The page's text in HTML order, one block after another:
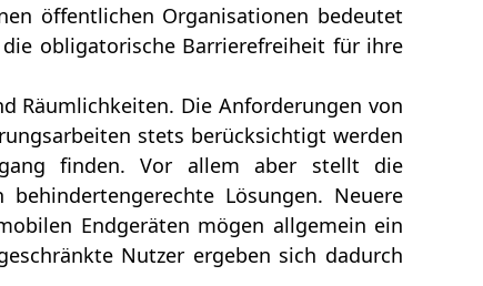
öffentlichen Organisationen bedeutet
obligatorische Barrierefreiheit für ihre
Räumlichkeiten. Die Anforderungen von
stets berücksichtigt werden
finden. Vor allem aber stellt die
Lösungen. Neuere
Endgeräten mögen allgemein ein
Nutzer ergeben sich dadurch